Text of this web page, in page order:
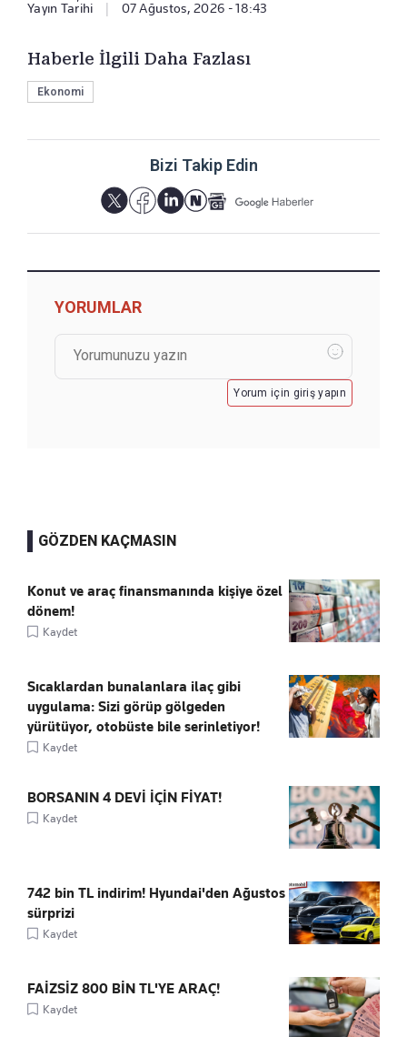
Yayın Tarihi 07 Ağustos, 2026 - 18:43
Haberle İlgili Daha Fazlası
Ekonomi
Bizi Takip Edin
YORUMLAR
Yorum için giriş yapın
GÖZDEN KAÇMASIN
Konut ve araç finansmanında kişiye özel
dönem!
Kaydet
Sıcaklardan bunalanlara ilaç gibi
uygulama: Sizi görüp gölgeden
yürütüyor, otobüste bile serinletiyor!
Kaydet
BORSANIN 4 DEVİ İÇİN FİYAT!
Kaydet
742 bin TL indirim! Hyundai'den Ağustos
sürprizi
Kaydet
FAİZSİZ 800 BİN TL'YE ARAÇ!
Kaydet